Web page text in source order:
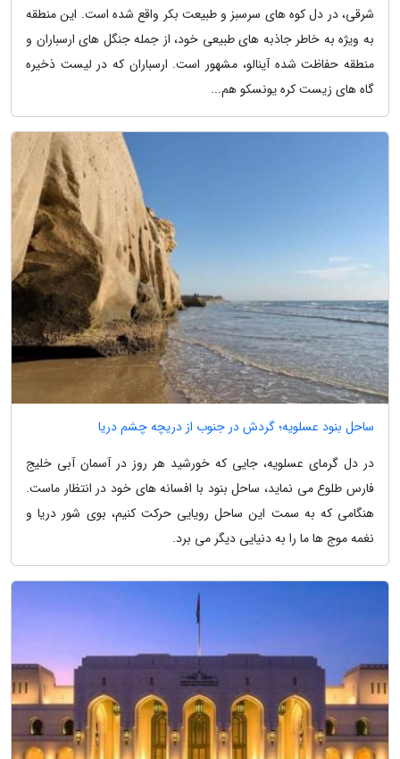
شرقی، در دل کوه های سرسبز و طبیعت بکر واقع شده است. این منطقه
به ویژه به خاطر جاذبه های طبیعی خود، از جمله جنگل های ارسباران و
منطقه حفاظت شده آینالو، مشهور است. ارسباران که در لیست ذخیره
گاه های زیست کره یونسکو هم...
ساحل بنود عسلویه؛ گردش در جنوب از دریچه چشم دریا
در دل گرمای عسلویه، جایی که خورشید هر روز در آسمان آبی خلیج
فارس طلوع می نماید، ساحل بنود با افسانه های خود در انتظار ماست.
هنگامی که به سمت این ساحل رویایی حرکت کنیم، بوی شور دریا و
نغمه موج ها ما را به دنیایی دیگر می برد.